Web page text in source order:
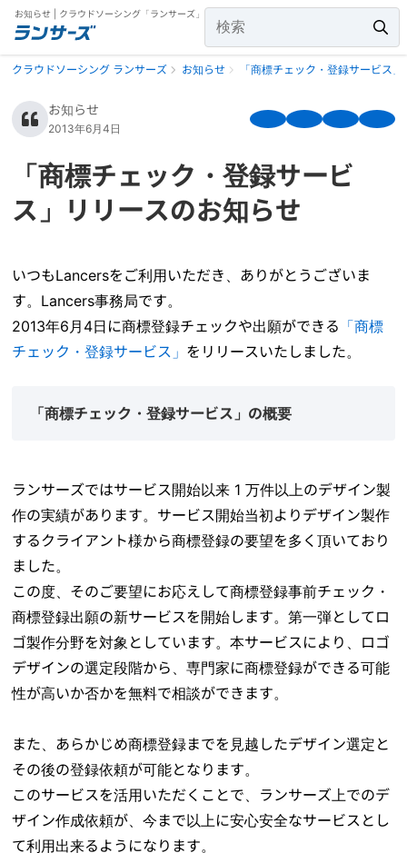
お知らせ | クラウドソーシング「ランサーズ」
クラウドソーシング ランサーズ お知らせ 「商標チェック・登録サービス
お知らせ
2013年6月4日
「商標チェック・登録サービ
ス」リリースのお知らせ
いつもLancersをご利用いただき、ありがとうございま
す。Lancers事務局です。
2013年6月4日に商標登録チェックや出願ができる 「商標
チェック・登録サービス」 をリリースいたしました。
「商標チェック・登録サービス」の概要
ランサーズではサービス開始以来 1 万件以上のデザイン製
作の実績があります。サービス開始当初よりデザイン製作
するクライアント様から商標登録の要望を多く頂いており
ました。
この度、そのご要望にお応えして商標登録事前チェック・
商標登録出願の新サービスを開始します。第一弾としてロ
ゴ製作分野を対象としています。本サービスにより、ロゴ
デザインの選定段階から、専門家に商標登録ができる可能
性が高いか否かを無料で相談ができます。
また、あらかじめ商標登録までを見越したデザイン選定と
その後の登録依頼が可能となります。
このサービスを活用いただくことで、ランサーズ上でのデ
ザイン作成依頼が、今まで以上に安心安全なサービスとし
て利用出来るようになります。